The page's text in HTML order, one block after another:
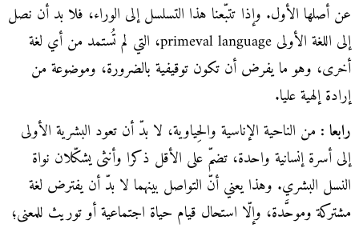
عن أصلها الأول. وإذا تتبّعنا هذا التسلسل إلى الوراء، فلا بد أن نصل
إلى اللغة الأولى primeval language، التي لم تُستمد من أي لغة
أخرى، وهو ما يفرض أن تكون توقيفية بالضرورة، وموضوعة من
إرادة إلهية عليا.
رابعا : من الناحية الإناسية والحِياوية، لا بدّ أن تعود البشرية الأولى
إلى أسرة إنسانية واحدة، تضمّ على الأقل ذكرا وأنثى يشكّلان نواة
النسل البشري. وهذا يعني أنّ التواصل بينهما لا بدّ أن يفترض لغة
مشتركة وموحَّدة، وإلّا استحال قيام حياة اجتماعية أو توريث للمعنى؛